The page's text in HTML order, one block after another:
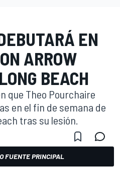
EN
ARROW
BEACH
que Theo Pourchaire
en el fin de semana de
tras su lesión.
FUENTE PRINCIPAL